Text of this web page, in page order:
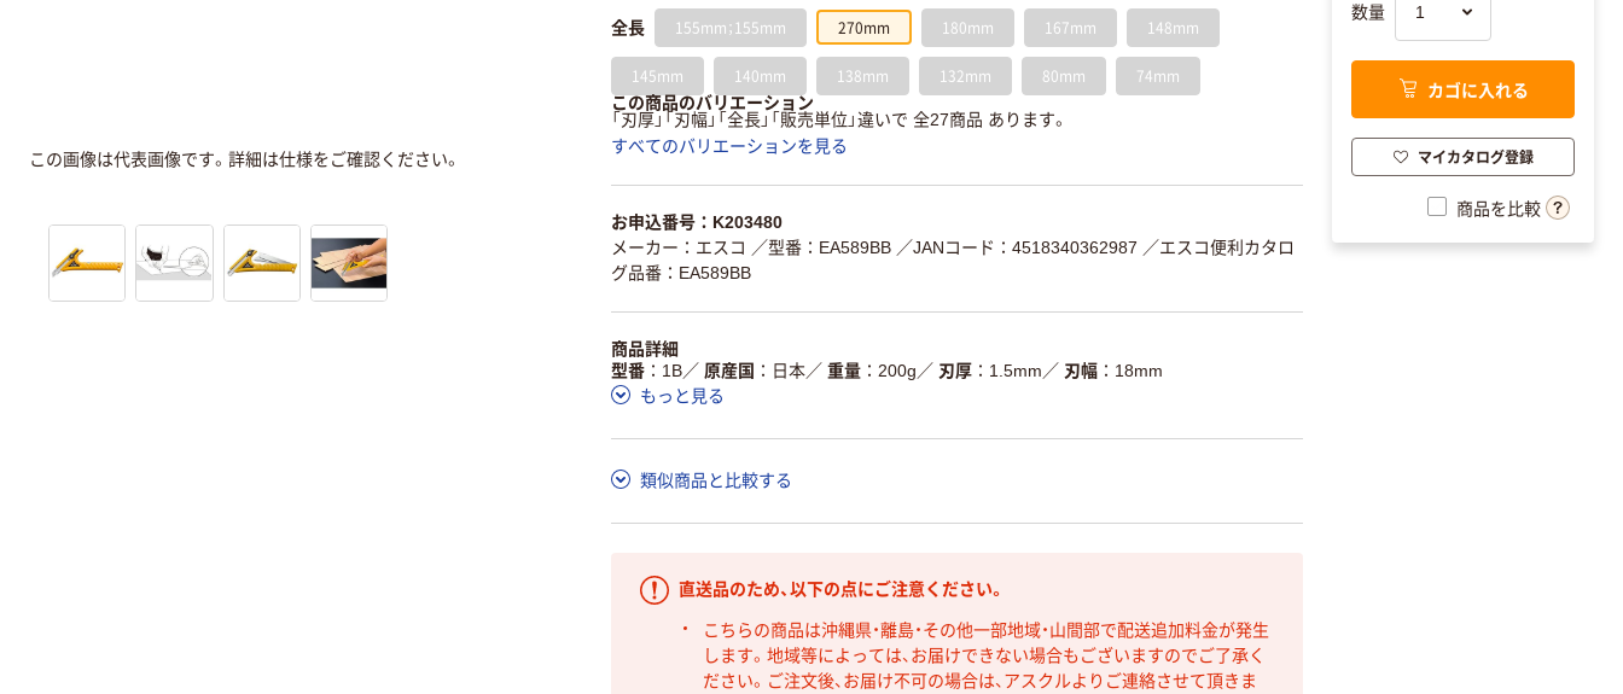
全長 155mm；155mm 270mm 180mm 167mm 148mm
145mm 140mm 138mm 132mm 80mm 74mm
この商品のバリエーション
「刃厚」「刃幅」「全長」「販売単位」違いで 全27商品 あります。
すべてのバリエーションを見る
お申込番号：K203480
メーカー：エスコ ／型番：EA589BB ／JANコード：4518340362987 ／エスコ便利カタロ
グ品番：EA589BB
商品詳細
型番
1B／ 原産国 日本／ 重量 200g ／ 刃厚 1.5mm ／ 刃幅
18mm
もっと見る
類似商品と比較する
直送品のため、以下の点にご注意ください。
こちらの商品は沖縄県・離島・その他一部地域・山間部で配送追加料金が発生
します。地域等によっては、お届けできない場合もございますのでご了承く
ださい。ご注文後、お届け不可の場合は、アスクルよりご連絡させて頂きま
この画像は代表画像です。詳細は仕様をご確認ください。
数量
カゴに入れる
マイカタログ登録
商品を比較